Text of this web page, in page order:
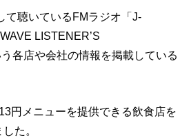
て聴いているFMラジオ「J-
LISTENER’S
各店や会社の情報を掲載している
円メニューを提供できる飲食店を
た。